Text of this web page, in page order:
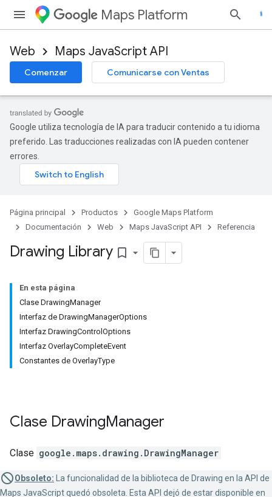
Maps Platform
Web Maps JavaScript API
Comenzar Comunicarse con Ventas
Google utiliza tecnología de IA para traducir contenido a tu idioma
preferido. Las traducciones realizadas con IA pueden contener
errores.
Página principal Productos
Google Maps Platform
Documentación
Web Maps JavaScript API Referencia
Drawing Library bookmark_border
En esta página
Clase DrawingManager
Interfaz de DrawingManagerOptions
Interfaz DrawingControlOptions
Interfaz OverlayCompleteEvent
Constantes de OverlayType
Clase DrawingManager
Clase google.maps.drawing . DrawingManager
Obsoleto: La funcionalidad de la biblioteca de Drawing en la API de
Maps JavaScript quedó obsoleta. Esta API dejó de estar disponible en